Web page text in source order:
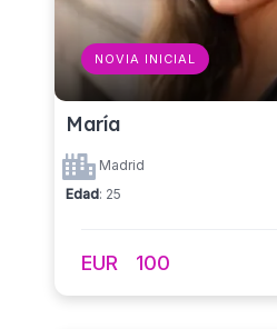
NOVIA INICIAL
María
Madrid
Edad: 25
EUR 100